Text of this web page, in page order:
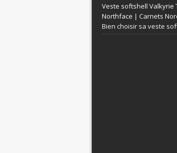
Veste softshell Valkyrie
Northface | Carnets
Bien choisir sa veste